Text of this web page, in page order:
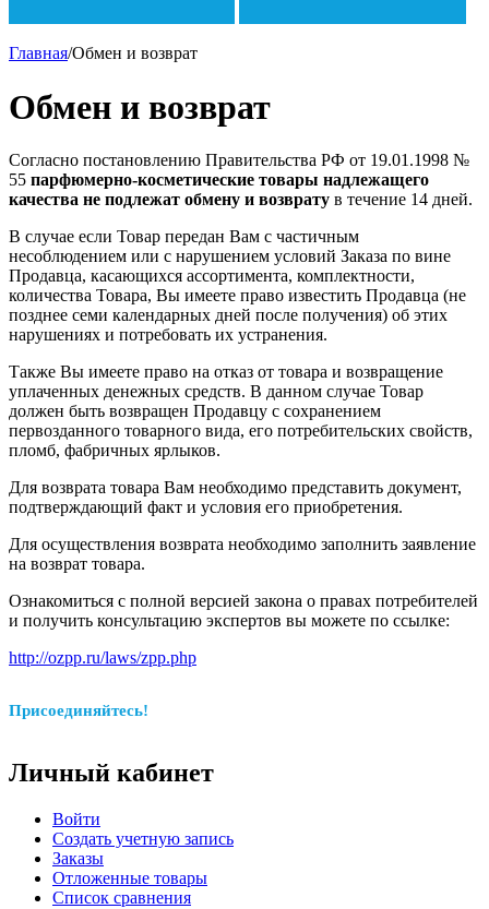
Главная/Обмен и возврат
Обмен и возврат
Согласно постановлению Правительства РФ от 19.01.1998 №
55 парфюмерно-косметические товары надлежащего
качества не подлежат обмену и возврату в течение 14 дней.
В случае если Товар передан Вам с частичным
несоблюдением или с нарушением условий Заказа по вине
Продавца, касающихся ассортимента, комплектности,
количества Товара, Вы имеете право известить Продавца (не
позднее семи календарных дней после получения) об этих
нарушениях и потребовать их устранения.
Также Вы имеете право на отказ от товара и возвращение
уплаченных денежных средств. В данном случае Товар
должен быть возвращен Продавцу с сохранением
первозданного товарного вида, его потребительских свойств,
пломб, фабричных ярлыков.
Для возврата товара Вам необходимо представить документ,
подтверждающий факт и условия его приобретения.
Для осуществления возврата необходимо заполнить заявление
на возврат товара.
Ознакомиться с полной версией закона о правах потребителей
и получить консультацию экспертов вы можете по ссылке:
http://ozpp.ru/laws/zpp.php
Присоединяйтесь!
Личный кабинет
Войти
Создать учетную запись
Заказы
Отложенные товары
Список сравнения